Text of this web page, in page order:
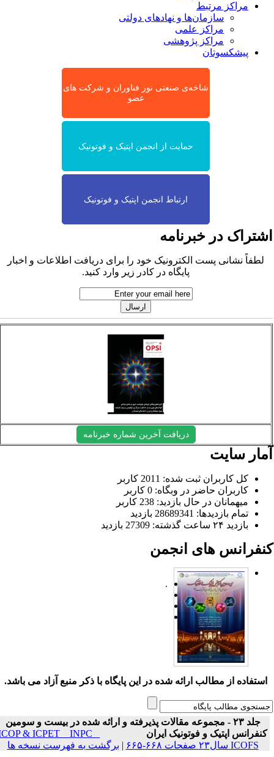
مراکز مرتبط
سازمان‌ها و نهادهای دولتی
مراکز علمی
مراکز پژوهشی
پیشکسوتان
شاخه‌ی صنعتی نور فناوران و شرکت های
عضو
حمایت از انجمن اپتیک و فوتونیک
ارتباط انجمن اپتیک و فوتونیک
در خبرنامه
لطفاً نشانی پست الکترونیک خود را برای دریافت اطلاعات و اخبار
پایگاه در کادر زیر وارد کنید.
دریافت آخرین شماره خبرنامه
سایت
کل کاربران ثبت شده: 2011 کاربر
کاربران حاضر در وبگاه: 0 کاربر
میهمانان در حال بازدید: 238 کاربر
تمام بازدید‌ها: 28689341 بازدید
بازدید ۲۴ ساعت گذشته: 27309 بازدید
های انجمن
.
استفاده از مطالب ارائه شده در این پایگاه با ذکر منبع آزاد می باشد.
جلد ۲۳ - مجموعه مقالات پذیرفته و ارائه شده در بیست و سومین
کنفرانس اپتیک و فوتونیک ایران
ICOP & ICPET _ INPC _
ICOFS سال۲۳ صفحات ۶۶۸-۶۶۵
| برگشت به فهرست نسخه ها